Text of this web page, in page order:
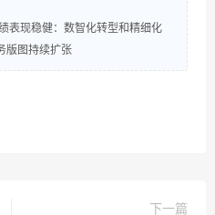
表现稳健：数智化转型和精细化
版图持续扩张
下一篇